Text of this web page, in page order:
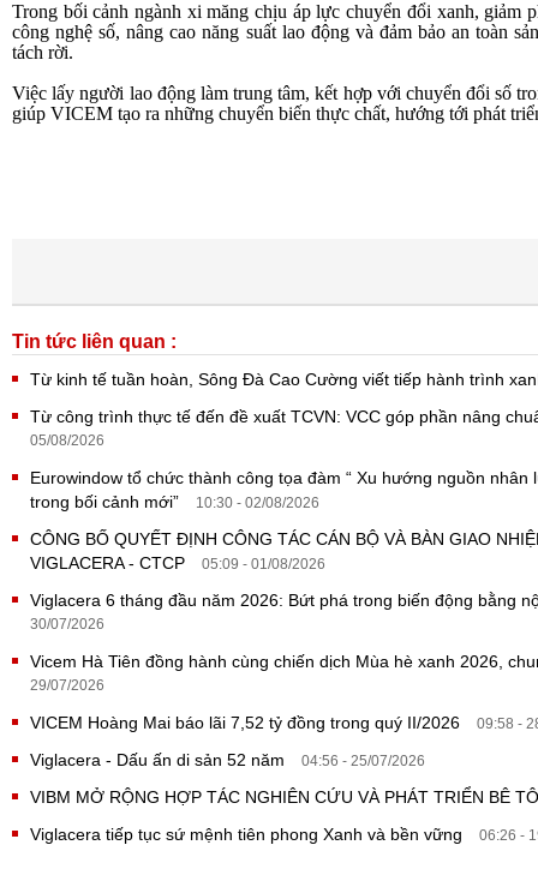
Trong bối cảnh ngành xi măng chịu áp lực chuyển đổi xanh, giảm
công nghệ số, nâng cao năng suất lao động và đảm bảo an toàn
tách rời.
Việc lấy người lao động làm trung tâm, kết hợp với chuyển đổi số
giúp VICEM tạo ra những chuyển biến thực chất, hướng tới phát
Tin tức liên quan :
Từ kinh tế tuần hoàn, Sông Đà Cao Cường viết tiếp hành trình
Từ công trình thực tế đến đề xuất TCVN: VCC góp phần nâng
05/08/2026
Eurowindow tổ chức thành công tọa đàm “ Xu hướng nguồn
trong bối cảnh mới”
10:30 - 02/08/2026
CÔNG BỐ QUYẾT ĐỊNH CÔNG TÁC CÁN BỘ VÀ BÀN GIAO
VIGLACERA - CTCP
05:09 - 01/08/2026
Viglacera 6 tháng đầu năm 2026: Bứt phá trong biến động bằng
30/07/2026
Vicem Hà Tiên đồng hành cùng chiến dịch Mùa hè xanh 2026,
29/07/2026
VICEM Hoàng Mai báo lãi 7,52 tỷ đồng trong quý II/2026
09:58 -
Viglacera - Dấu ấn di sản 52 năm 04:56 - 25/07/2026
VIBM MỞ RỘNG HỢP TÁC NGHIÊN CỨU VÀ PHÁT TRIỂN BÊ
Viglacera tiếp tục sứ mệnh tiên phong Xanh và bền vững
06:26 -